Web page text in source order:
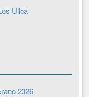
Ulloa
2026